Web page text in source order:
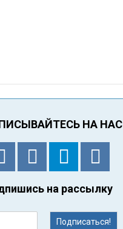
НА НАС
на рассылку
Подписаться!